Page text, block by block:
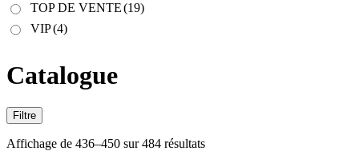
TOP DE VENTE(19)
VIP(4)
Catalogue
Filtre
Affichage de 436–450 sur 484 résultats